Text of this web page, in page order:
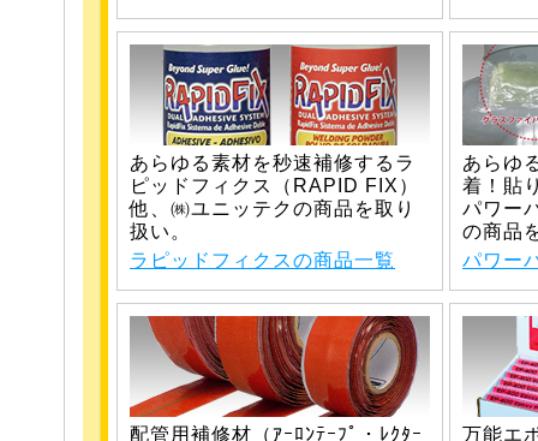
あらゆる素材を秒速補修するラ
ピッドフィクス（RAPID FIX）
他、㈱ユニッテクの商品を取り
扱い。
ラピッドフィクスの商品一覧
あらゆ
着！貼
パワー
の商品
パワー
配管用補修材（ｱｰﾛﾝﾃｰﾌﾟ・ﾚｸﾀｰ
万能エ